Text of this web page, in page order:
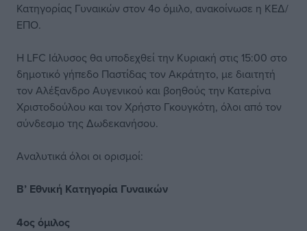
Κατηγορίας Γυναικών στον 4ο όμιλο, ανακοίνωσε η ΚΕΔ/
ΕΠΟ.
Η LFC Ιάλυσος θα υποδεχθεί την Κυριακή στις 15:00 στο
δημοτικό γήπεδο Παστίδας τον Ακράτητο, με διαιτητή
τον Αλέξανδρο Αυγενικού και βοηθούς την Κατερίνα
Χριστοδούλου και τον Χρήστο Γκουγκότη, όλοι από τον
σύνδεσμο της Δωδεκανήσου.
Αναλυτικά όλοι οι ορισμοί:
Β’ Εθνική Κατηγορία Γυναικών
4ος όμιλος